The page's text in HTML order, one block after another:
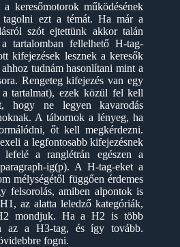
keresőmotorok működésének
tagolni ezt a témát. Ha már a
szót ejtettünk akkor talán
tartalomban fellelhető H-tag-
kifejezések lesznek a keresők
tudnám hasonlítani mint a
Rengeteg kifejezés van egy
tartalmat), ezek közül fel kell
hogy ne legyen kavarodás
A tábornok a lényeg, ha
őt kell megkérdezni.
a legfontosabb kifejezésnek
a ranglétrán egészen a
ig(p). A H-tag-eket a
mélységétől függően érdemes
felsorolás, amiben alpontok is
az alatta leledző kategóriák,
mondjuk. Ha a H2 is több
az a H3-tag, és így tovább.
fogni.